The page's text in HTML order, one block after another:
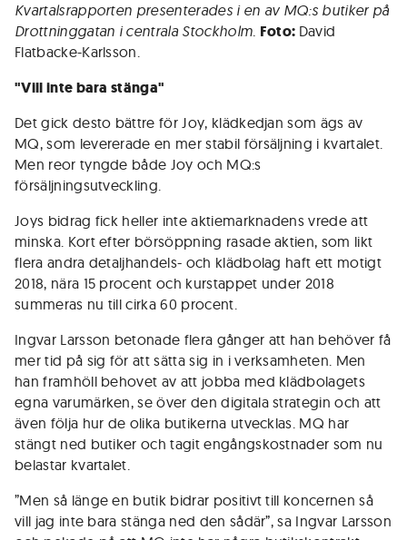
Kvartalsrapporten presenterades i en av MQ:s butiker på
Drottninggatan i centrala Stockholm. Foto: David
Flatbacke-Karlsson.
"Vill inte bara stänga"
Det gick desto bättre för Joy, klädkedjan som ägs av
MQ, som levererade en mer stabil försäljning i kvartalet.
Men reor tyngde både Joy och MQ:s
försäljningsutveckling.
Joys bidrag fick heller inte aktiemarknadens vrede att
minska. Kort efter börsöppning rasade aktien, som likt
flera andra detaljhandels- och klädbolag haft ett motigt
2018, nära 15 procent och kurstappet under 2018
summeras nu till cirka 60 procent.
Ingvar Larsson betonade flera gånger att han behöver få
mer tid på sig för att sätta sig in i verksamheten. Men
han framhöll behovet av att jobba med klädbolagets
egna varumärken, se över den digitala strategin och att
även följa hur de olika butikerna utvecklas. MQ har
stängt ned butiker och tagit engångskostnader som nu
belastar kvartalet.
”Men så länge en butik bidrar positivt till koncernen så
vill jag inte bara stänga ned den sådär”, sa Ingvar Larsson